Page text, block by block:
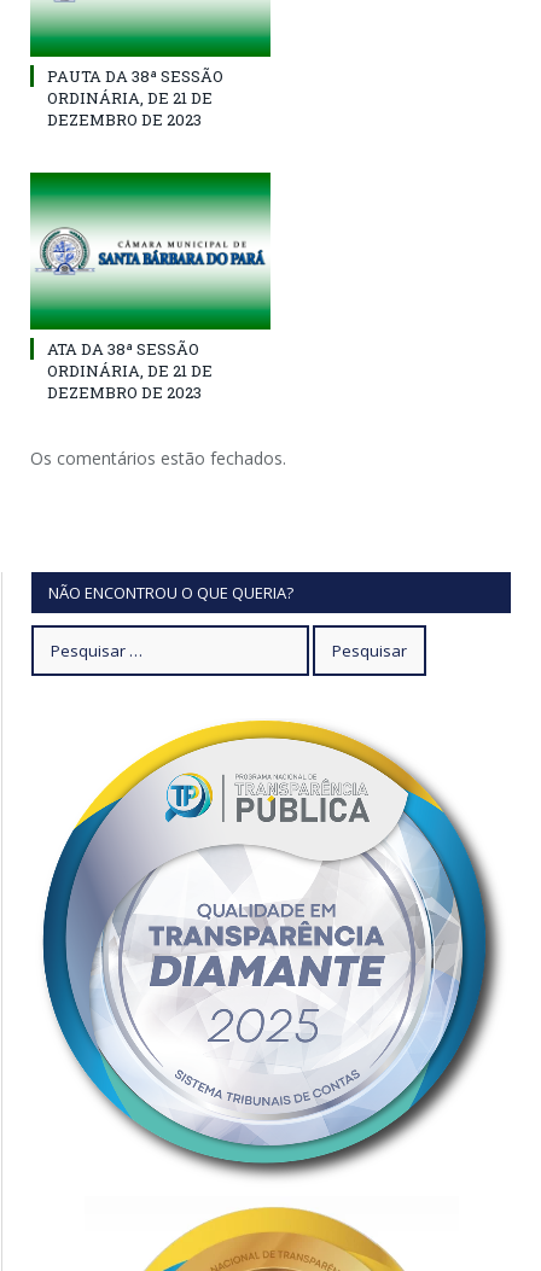
PAUTA DA 38ª SESSÃO
ORDINÁRIA, DE 21 DE
DEZEMBRO DE 2023
ATA DA 38ª SESSÃO
ORDINÁRIA, DE 21 DE
DEZEMBRO DE 2023
Os comentários estão fechados.
NÃO ENCONTROU O QUE QUERIA?